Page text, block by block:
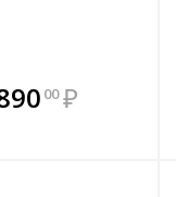
00 ₽
комплекте
выгоднее!